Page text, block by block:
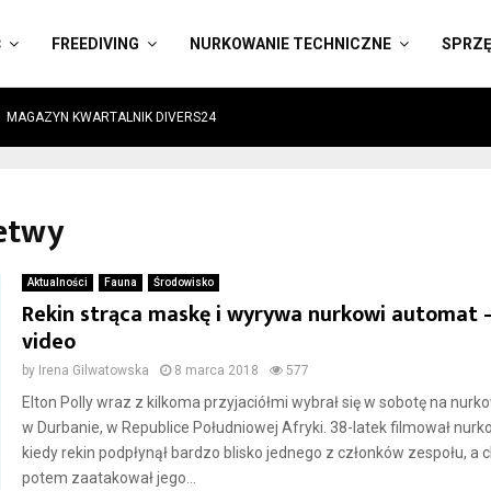
FREEDIVING NURKOWANIE TECHNICZNE
MAGAZYN KWARTALNIK DIVERS24
Aktualności Fauna Środowisko
Rekin strąca maskę i wyrywa nurkowi automat
video
by Irena Gilwatowska 8 marca 2018 577
Elton Polly wraz z kilkoma przyjaciółmi wybrał się w sobotę na
w Durbanie, w Republice Południowej Afryki. 38-latek filmował
kiedy rekin podpłynął bardzo blisko jednego z członków zespołu, a
potem zaatakował jego...